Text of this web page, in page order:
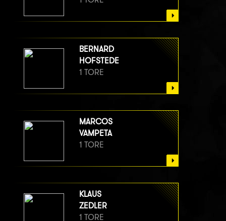
BERNARD
HOFSTEDE
1 TORE
MARCOS
VAMPETA
1 TORE
KLAUS
ZEDLER
1 TORE